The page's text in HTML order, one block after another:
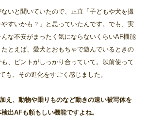
いと聞いていたので、正直「子どもや犬を撮
すいかも？」と思っていたんです。でも、実
な不安がまったく気にならないくらいAF機能
とえば、愛犬とおもちゃで遊んでいるときの
、ピントがしっかり合っていて。以前使って
も、その進化をすごく感じました。
え、動物や乗りものなど動きの速い被写体を
出AFも頼もしい機能ですよね。